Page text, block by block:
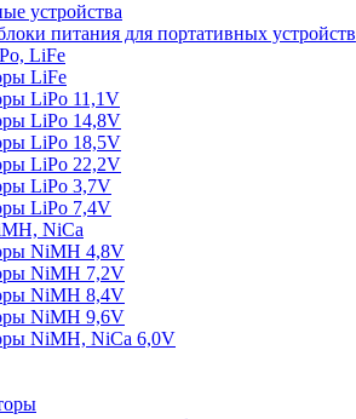
устройства
питания для портативных устройств
LiFe
LiFe
LiPo 11,1V
LiPo 14,8V
LiPo 18,5V
LiPo 22,2V
LiPo 3,7V
LiPo 7,4V
NiCa
NiMH 4,8V
NiMH 7,2V
NiMH 8,4V
NiMH 9,6V
NiMH, NiCa 6,0V